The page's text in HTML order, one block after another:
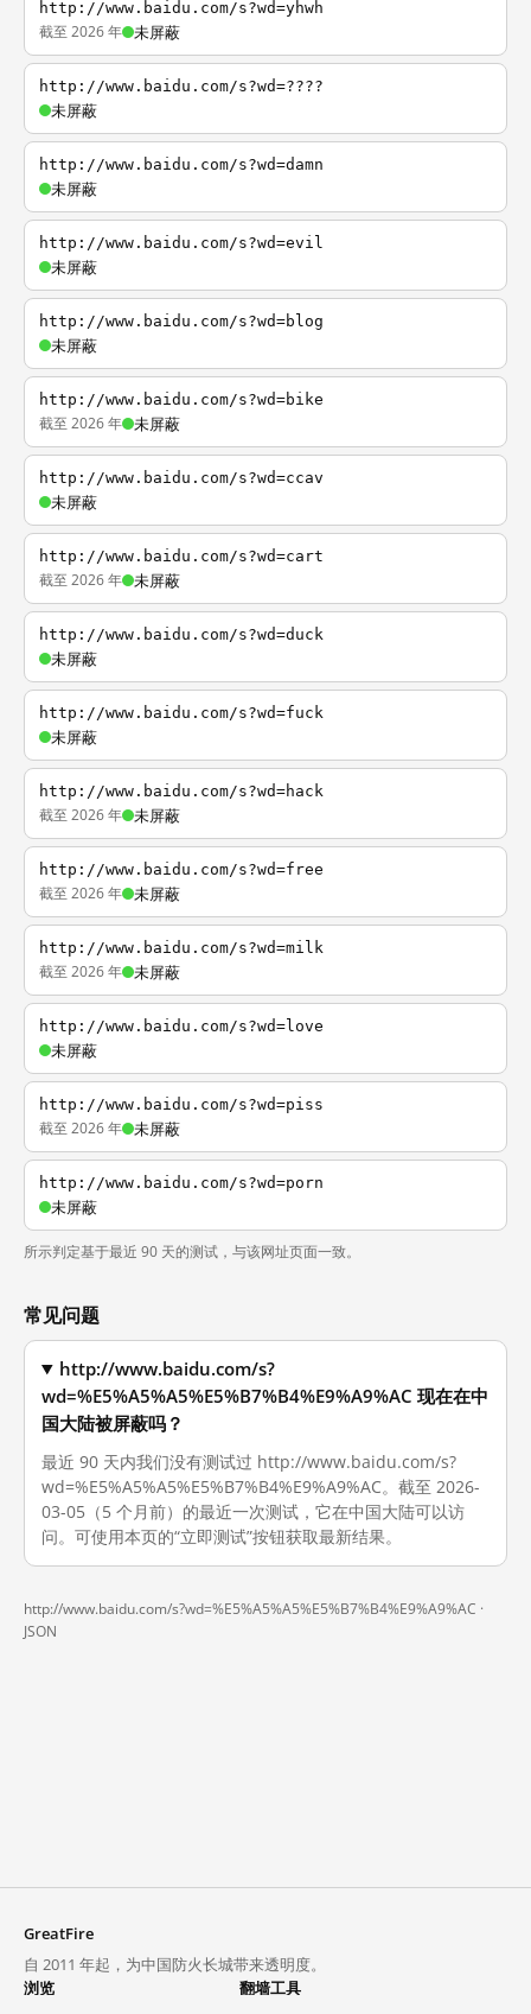
http://www.baidu.com/s?wd=yhwh
截至 2026 年 未屏蔽
http://www.baidu.com/s?wd=????
未屏蔽
http://www.baidu.com/s?wd=damn
未屏蔽
http://www.baidu.com/s?wd=evil
未屏蔽
http://www.baidu.com/s?wd=blog
未屏蔽
http://www.baidu.com/s?wd=bike
截至 2026 年 未屏蔽
http://www.baidu.com/s?wd=ccav
未屏蔽
http://www.baidu.com/s?wd=cart
截至 2026 年 未屏蔽
http://www.baidu.com/s?wd=duck
未屏蔽
http://www.baidu.com/s?wd=fuck
未屏蔽
http://www.baidu.com/s?wd=hack
截至 2026 年 未屏蔽
http://www.baidu.com/s?wd=free
截至 2026 年 未屏蔽
http://www.baidu.com/s?wd=milk
截至 2026 年 未屏蔽
http://www.baidu.com/s?wd=love
未屏蔽
http://www.baidu.com/s?wd=piss
截至 2026 年 未屏蔽
http://www.baidu.com/s?wd=porn
未屏蔽
所示判定基于最近 90 天的测试，与该网址页面一致。
常见问题
http://www.baidu.com/s?
wd=%E5%A5%A5%E5%B7%B4%E9%A9%AC 现在在中
国大陆被屏蔽吗？
最近 90 天内我们没有测试过 http://www.baidu.com/s?
wd=%E5%A5%A5%E5%B7%B4%E9%A9%AC。截至 2026-
03-05（5 个月前）的最近一次测试，它在中国大陆可以访
问。可使用本页的“立即测试”按钮获取最新结果。
http://www.baidu.com/s?wd=%E5%A5%A5%E5%B7%B4%E9%A9%AC ·
JSON
GreatFire
自 2011 年起，为中国防火长城带来透明度。
浏览
翻墙工具